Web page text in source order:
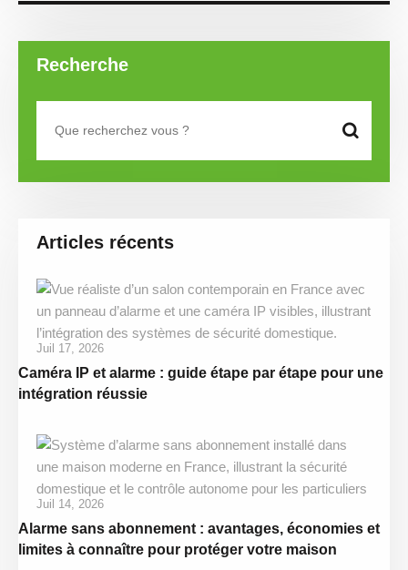
Recherche
Articles récents
Juil 17, 2026
Caméra IP et alarme : guide étape par étape pour une
intégration réussie
Juil 14, 2026
Alarme sans abonnement : avantages, économies et
limites à connaître pour protéger votre maison